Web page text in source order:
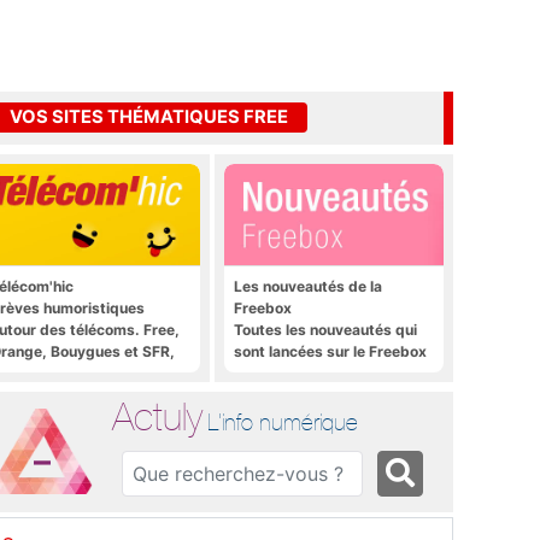
VOS SITES THÉMATIQUES FREE
humoristiques
des télécoms. Free,
Bouygues et SFR,
Les nouveautés de la
Freebox
Toutes les nouveautés qui
sont lancées sur le Freebox
Actuly L'info numérique